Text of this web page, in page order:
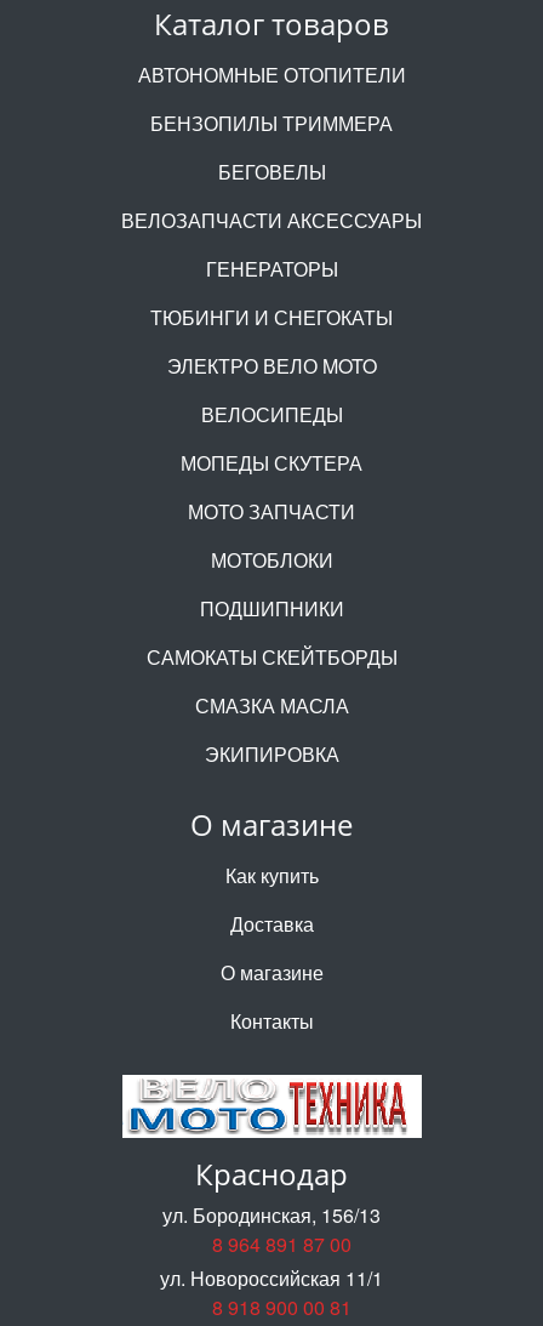
О магазине
Как купить
Доставка
О магазине
Контакты
Каталог товаров
АВТОНОМНЫЕ ОТОПИТЕЛИ
БЕНЗОПИЛЫ ТРИММЕРА
БЕГОВЕЛЫ
ВЕЛОЗАПЧАСТИ АКСЕССУАРЫ
ГЕНЕРАТОРЫ
ТЮБИНГИ И СНЕГОКАТЫ
ЭЛЕКТРО ВЕЛО MOTO
ВЕЛОСИПЕДЫ
МОПЕДЫ СКУТЕРА
МОТО ЗАПЧАСТИ
МОТОБЛОКИ
ПОДШИПНИКИ
САМОКАТЫ СКЕЙТБОРДЫ
СМАЗКА МАСЛА
ЭКИПИРОВКА
Краснодар
ул. Бородинская, 156/13
8 964 891 87 00
ул. Новороссийская 11/1
8 918 900 00 81